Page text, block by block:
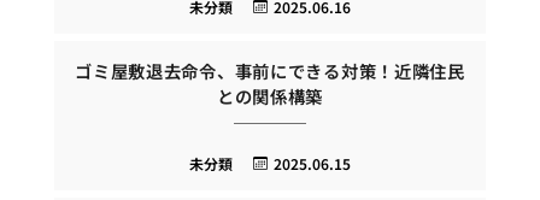
2025.06.16
未分類
ゴミ屋敷退去命令、事前にできる対策！近隣住民
との関係構築
2025.06.15
未分類